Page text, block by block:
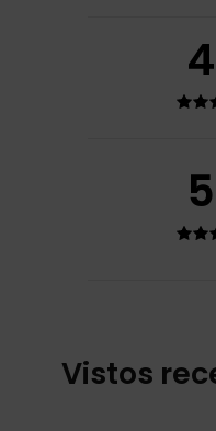
4
5
Vistos